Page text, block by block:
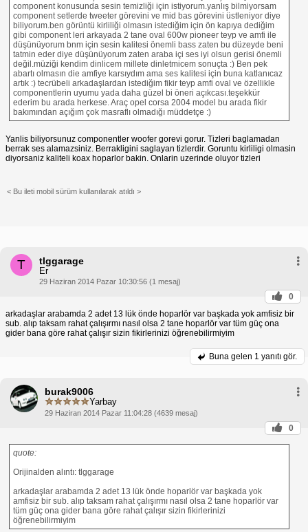
component konusunda sesin temizliği için istiyorum.yanlış bilmiyorsam
component setlerde tweeter görevini ve mid bas görevini üstleniyor diye
biliyorum.ben görüntü kirliliği olmasın istediğim için ön kapıya dediğim
gibi component leri arkayada 2 tane oval 600w pioneer teyp ve amfi ile
düşünüyorum bnm için sesin kalitesi önemli bass zaten bu düzeyde beni
tatmin eder diye düşünüyorum zaten araba içi ses iyi olsun gerisi önemli
değil.müziği kendim dinlicem millete dinletmicem sonuçta :) Ben pek
abartı olmasın die amfiye karsıydım ama ses kalitesi için buna katlanıcaz
artık :) tecrübeli arkadaşlardan istediğim fikir teyp amfi oval ve özellikle
componentlerin uyumu yada daha güzel bi öneri açıkcası.teşekkür
ederim bu arada herkese. Araç opel corsa 2004 model bu arada fikir
bakımından açığım çok masraflı olmadığı müddetçe :)
Yanlis biliyorsunuz componentler woofer gorevi gorur. Tizleri baglamadan
berrak ses alamazsiniz. Berrakligini saglayan tizlerdir. Goruntu kirliligi olmasin
diyorsaniz kaliteli koax hoparlor bakin. Onlarin uzerinde oluyor tizleri
< Bu ileti mobil sürüm kullanılarak atıldı >
T tlggarage
Er
29 Haziran 2014 Pazar 10:30:56 (1 mesaj)
0
arkadaşlar arabamda 2 adet 13 lük önde hoparlör var başkada yok amfisiz bir
sub. alıp taksam rahat çalışırmı nasıl olsa 2 tane hoparlör var tüm güç ona
gider bana göre rahat çalışır sizin fikirlerinizi öğrenebilirmiyim
Buna gelen 1 yanıtı gör.
burak9006
Yarbay
29 Haziran 2014 Pazar 11:04:28 (4639 mesaj)
0
quote:
Orijinalden alıntı: tlggarage
arkadaşlar arabamda 2 adet 13 lük önde hoparlör var başkada yok
amfisiz bir sub. alıp taksam rahat çalışırmı nasıl olsa 2 tane hoparlör var
tüm güç ona gider bana göre rahat çalışır sizin fikirlerinizi
öğrenebilirmiyim